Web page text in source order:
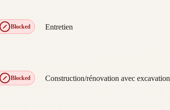
Blocked Entretien
Blocked Construction/rénovation avec excavation